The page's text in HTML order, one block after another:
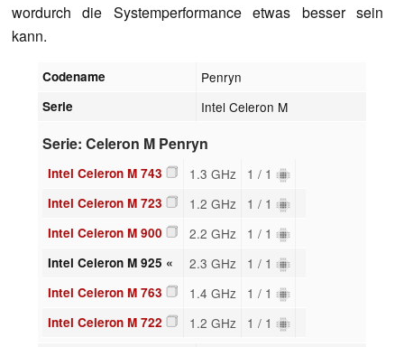
wordurch die Systemperformance etwas besser sein
kann.
Codename Penryn
Serie Intel Celeron M
Serie: Celeron M Penryn
Intel Celeron M 743 1.3 GHz 1 / 1
Intel Celeron M 723 1.2 GHz 1 / 1
Intel Celeron M 900 2.2 GHz 1 / 1
Intel Celeron M 925 « 2.3 GHz 1 / 1
Intel Celeron M 763 1.4 GHz 1 / 1
Intel Celeron M 722 1.2 GHz 1 / 1